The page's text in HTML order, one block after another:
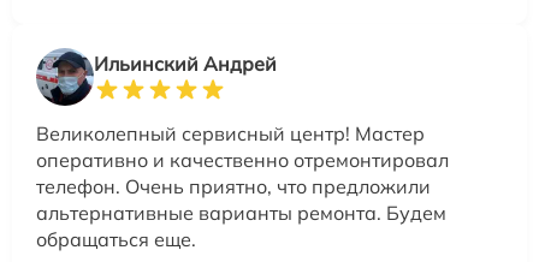
Ильинский Андрей
Великолепный сервисный центр! Мастер
оперативно и качественно отремонтировал
телефон. Очень приятно, что предложили
альтернативные варианты ремонта. Будем
обращаться еще.